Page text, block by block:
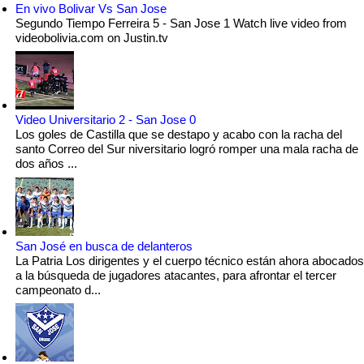
En vivo Bolivar Vs San Jose
Segundo Tiempo Ferreira 5 - San Jose 1 Watch live video from
videobolivia.com on Justin.tv
Video Universitario 2 - San Jose 0
Los goles de Castilla que se destapo y acabo con la racha del
santo Correo del Sur niversitario logró romper una mala racha de
dos años ...
San José en busca de delanteros
La Patria Los dirigentes y el cuerpo técnico están ahora abocados
a la búsqueda de jugadores atacantes, para afrontar el tercer
campeonato d...